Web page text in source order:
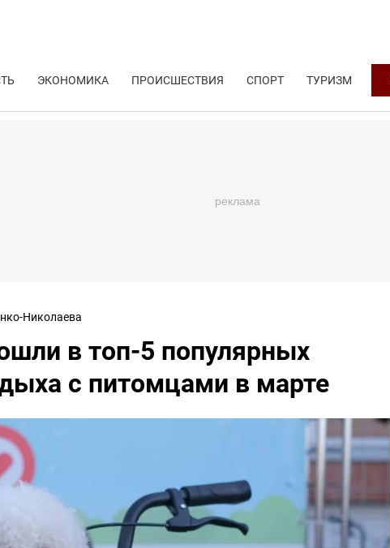
ЭКОНОМИКА ПРОИСШЕСТВИЯ СПОРТ ТУРИЗМ
Николаева
в топ-5 популярных
с питомцами в марте